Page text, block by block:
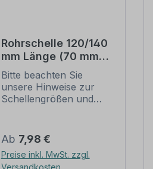
Rohrschelle 120/140
mm Länge (70 mm
Lochung) zur
Schilderbefestigung
Bitte beachten Sie
unsere Hinweise zur
Schellengrößen und
(weiter unten).
Rohrschellen nach der
IVZ-Norm stellen die
Regulärer Preis:
Ab 7,98 €
Preise inkl. MwSt. zzgl.
Versandkosten